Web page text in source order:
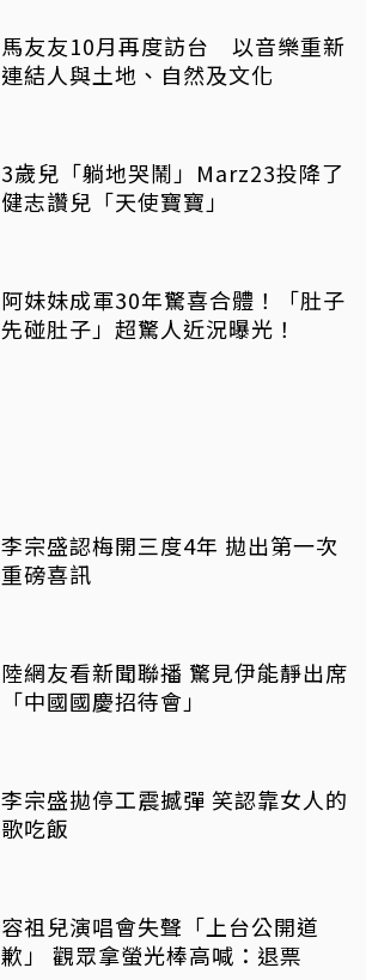
馬友友10月再度訪台 以音樂重新
連結人與土地、自然及文化
3歲兒「躺地哭鬧」Marz23投降了
健志讚兒「天使寶寶」
阿妹妹成軍30年驚喜合體！「肚子
先碰肚子」超驚人近況曝光！
李宗盛認梅開三度4年 拋出第一次
重磅喜訊
陸網友看新聞聯播 驚見伊能靜出席
「中國國慶招待會」
李宗盛拋停工震撼彈 笑認靠女人的
歌吃飯
容祖兒演唱會失聲「上台公開道
歉」 觀眾拿螢光棒高喊：退票